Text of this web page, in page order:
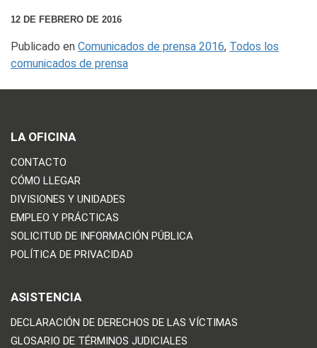
12 DE FEBRERO DE 2016
Publicado en Comunicados de prensa 2016, Todos los
comunicados de prensa
LA OFICINA
CONTACTO
CÓMO LLEGAR
DIVISIONES Y UNIDADES
EMPLEO Y PRÁCTICAS
SOLICITUD DE INFORMACIÓN PÚBLICA
POLÍTICA DE PRIVACIDAD
ASISTENCIA
DECLARACIÓN DE DERECHOS DE LAS VÍCTIMAS
GLOSARIO DE TÉRMINOS JUDICIALES